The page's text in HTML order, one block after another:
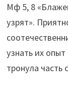
Мф 5, 8
узрят».
узнать их
тронула часть